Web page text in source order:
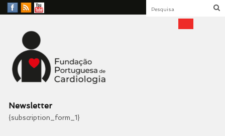
Facebook
RSS
YouTube
Fundação Portuguesa
Cardiologia
Newsletter
{subscription_form_1}